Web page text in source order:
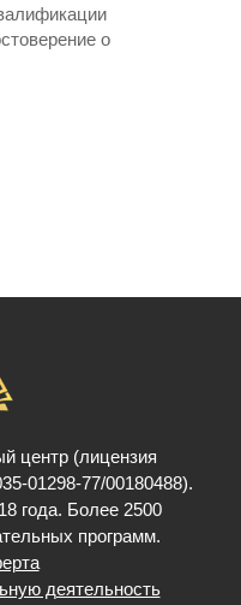
о
центр (лицензия
01298-77/00180488).
года. Более 2500
программ.
деятельность